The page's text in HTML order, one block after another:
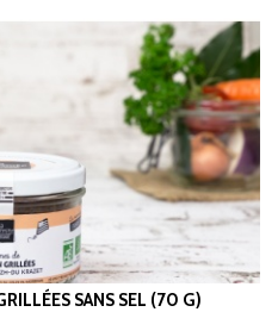
SANS SEL (70 G)